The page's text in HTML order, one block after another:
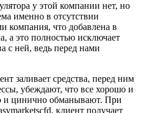
у этой компании нет, но
именно в отсутствии
компания, что добавлена в
а это полностью исключает
с ней, ведь перед нами
заливает средства, перед ним
убеждают, что все хорошо и
и цинично обманывают. При
клиент получает